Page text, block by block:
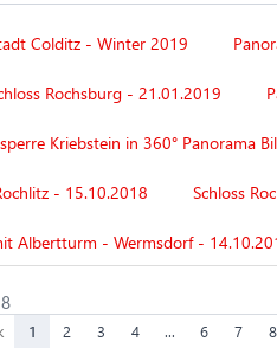
Colditz - Winter 2019
Rochsburg - 21.01.2019
Kriebstein in 360° Panorama
- 15.10.2018 Schloss
Albertturm - Wermsdorf -
1 2 3 4 ... 6 7 8